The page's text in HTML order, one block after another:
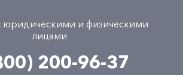
юридическими и физическими
лицами
200-96-37